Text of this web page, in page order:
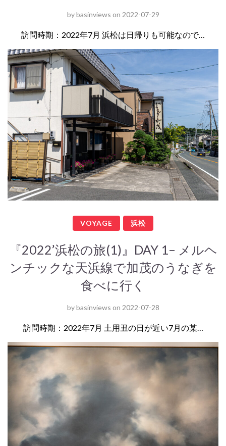
bybasinviews on 2022-07-29
訪問時期：2022年7月 浜松は日帰りも可能なので…
VOYAGE 浜松
『2022’浜松の旅(1)』DAY 1– メルヘ
ンチックな天浜線で加茂のうなぎを
食べに行く
bybasinviews on 2022-07-28
訪問時期：2022年7月 土用丑の日が近い7月の某…